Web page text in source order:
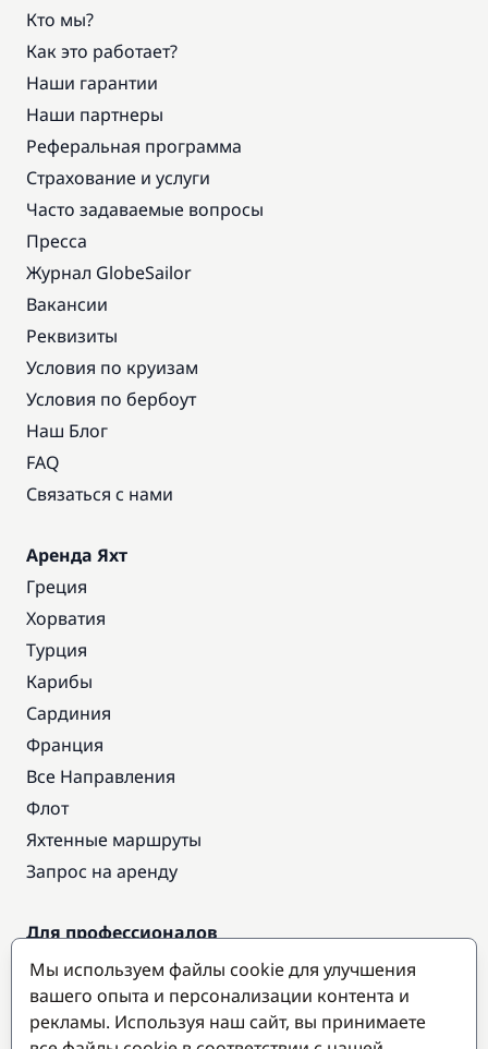
Кто мы?
Как это работает?
Наши гарантии
Наши партнеры
Реферальная программа
Страхование и услуги
Часто задаваемые вопросы
Пресса
Журнал GlobeSailor
Вакансии
Реквизиты
Условия по круизам
Условия по бербоут
Наш Блог
FAQ
Связаться с нами
Аренда Яхт
Греция
Хорватия
Турция
Карибы
Сардиния
Франция
Все Направления
Флот
Яхтенные маршруты
Запрос на аренду
Для профессионалов
Доступ про
Стать партнером
Мы используем файлы cookie для улучшения
вашего опыта и персонализации контента и
рекламы. Используя наш сайт, вы принимаете